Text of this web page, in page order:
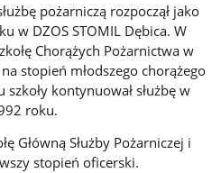
pożarniczą rozpoczął jako
w DZOS STOMIL Dębica. W
Chorążych Pożarnictwa w
stopień młodszego chorążego
kontynuował służbę w
roku.
Główną Służby Pożarniczej i
stopień oficerski.